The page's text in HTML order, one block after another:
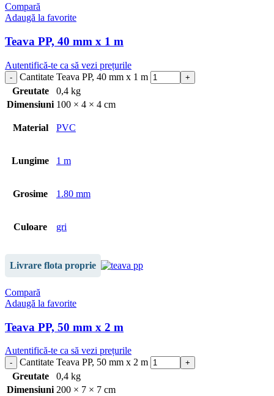
Compară
Adaugă la favorite
Teava PP, 40 mm x 1 m
Autentifică-te ca să vezi prețurile
Cantitate Teava PP, 40 mm x 1 m
Greutate
0,4 kg
Dimensiuni 100 × 4 × 4 cm
Material PVC
Lungime 1 m
Grosime 1.80 mm
Culoare gri
Livrare flota proprie
Compară
Adaugă la favorite
Teava PP, 50 mm x 2 m
Autentifică-te ca să vezi prețurile
Cantitate Teava PP, 50 mm x 2 m
Greutate
0,4 kg
Dimensiuni 200 × 7 × 7 cm